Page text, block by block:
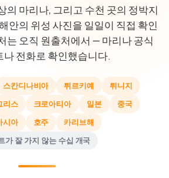
의 마리나, 그리고 수천 곳의 정박지
안의 위성 사진을 일일이 직접 확인
는 오직 원출처에서 — 마리나 공식
나 전화로 확인했습니다.
스칸디나비아 튀르키예
튀니지
리스 크로아티아 일본
중국
시아
호주
카리브해
가 잘 가지 않는 수십 개국